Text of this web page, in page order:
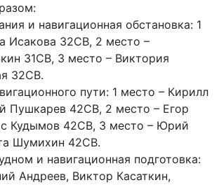
и навигационная обстановка: 1
Исакова 32СВ, 2 место –
31СВ, 3 место – Виктория
32СВ.
пути: 1 место – Кирилл
Пушкарев 42СВ, 2 место – Егор
Кудымов 42СВ, 3 место – Юрий
Шумихин 42СВ.
и навигационная подготовка:
Андреев, Виктор Касаткин,